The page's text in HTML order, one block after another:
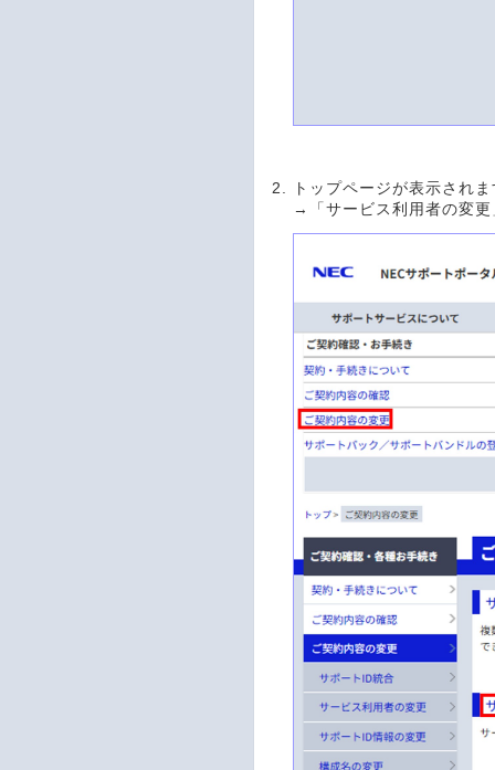
トップページが表示され
→「サービス利用者の変